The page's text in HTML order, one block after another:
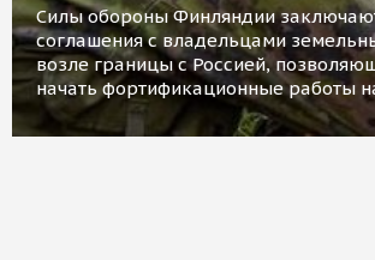
Силы обороны Финляндии
соглашения с владельцами
возле границы с Россией,
начать фортификационные работы